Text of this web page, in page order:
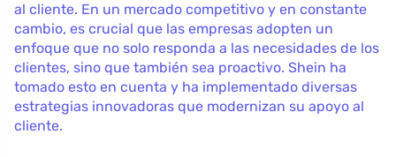
al cliente. En un mercado competitivo y en constante
cambio, es crucial que las empresas adopten un
enfoque que no solo responda a las necesidades de los
clientes, sino que también sea proactivo. Shein ha
tomado esto en cuenta y ha implementado diversas
estrategias innovadoras que modernizan su apoyo al
cliente.